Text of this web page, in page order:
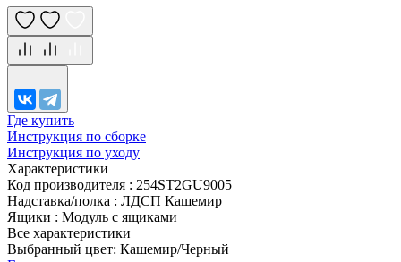
Где купить
Инструкция по сборке
Инструкция по уходу
Характеристики
Код производителя : 254ST2GU9005
Надставка/полка : ЛДСП Кашемир
Ящики : Модуль с ящиками
Все характеристики
Выбранный цвет: Кашемир/Черный